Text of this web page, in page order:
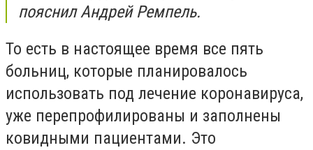
пояснил Андрей Ремпель.
То есть в настоящее время все пять
больниц, которые планировалось
использовать под лечение коронавируса,
уже перепрофилированы и заполнены
ковидными пациентами. Это